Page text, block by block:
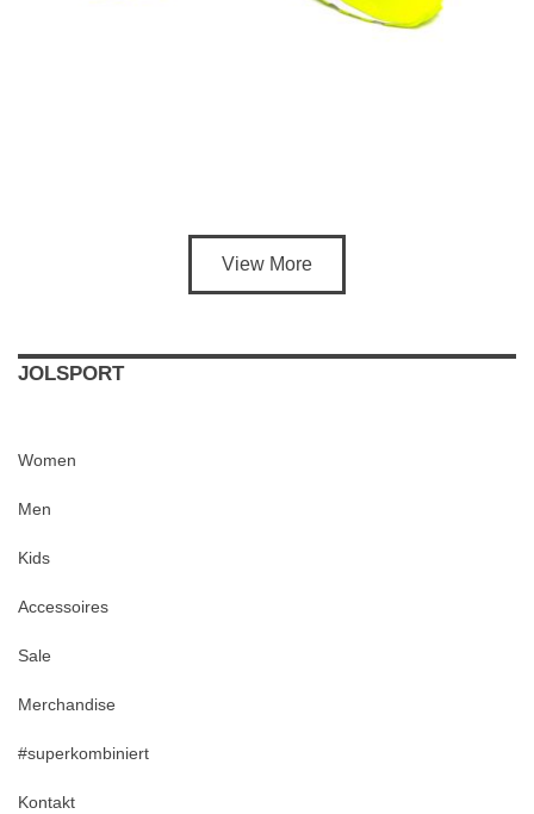
View More
JOLSPORT
Women
Men
Kids
Accessoires
Sale
Merchandise
#superkombiniert
Kontakt